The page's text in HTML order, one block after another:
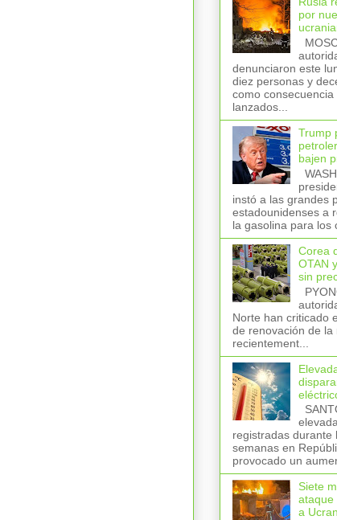
por
denunciaron este
diez personas y
como
lanzados...
Trump
bajen
instó a las grandes
estadounidenses a
la gasolina para los
Corea
OTAN
sin
Norte han criticado
de renovación de la
recientement...
registradas durante
semanas en
provocado un
Siete
ataque
a